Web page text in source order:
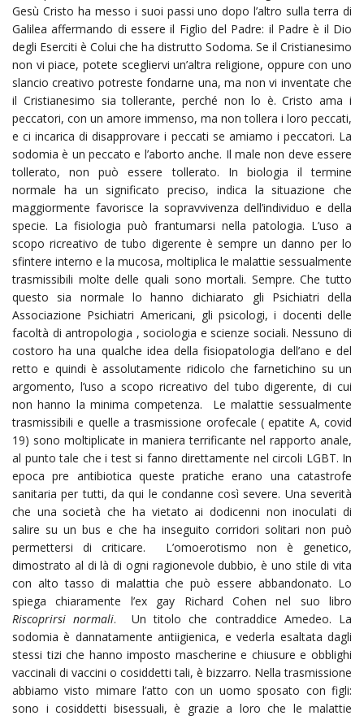
Gesù Cristo ha messo i suoi passi uno dopo l’altro sulla terra di
Galilea affermando di essere il Figlio del Padre: il Padre è il Dio
degli Eserciti è Colui che ha distrutto Sodoma. Se il Cristianesimo
non vi piace, potete scegliervi un’altra religione, oppure con uno
slancio creativo potreste fondarne una, ma non vi inventate che
il Cristianesimo sia tollerante, perché non lo è. Cristo ama i
peccatori, con un amore immenso, ma non tollera i loro peccati,
e ci incarica di disapprovare i peccati se amiamo i peccatori. La
sodomia è un peccato e l’aborto anche. Il male non deve essere
tollerato, non può essere tollerato. In biologia il termine
normale ha un significato preciso, indica la situazione che
maggiormente favorisce la sopravvivenza dell’individuo e della
specie. La fisiologia può frantumarsi nella patologia. L’uso a
scopo ricreativo de tubo digerente è sempre un danno per lo
sfintere interno e la mucosa, moltiplica le malattie sessualmente
trasmissibili molte delle quali sono mortali. Sempre. Che tutto
questo sia normale lo hanno dichiarato gli Psichiatri della
Associazione Psichiatri Americani, gli psicologi, i docenti delle
facoltà di antropologia , sociologia e scienze sociali. Nessuno di
costoro ha una qualche idea della fisiopatologia dell’ano e del
retto e quindi è assolutamente ridicolo che farnetichino su un
argomento, l’uso a scopo ricreativo del tubo digerente, di cui
non hanno la minima competenza. Le malattie sessualmente
trasmissibili e quelle a trasmissione orofecale ( epatite A, covid
19) sono moltiplicate in maniera terrificante nel rapporto anale,
al punto tale che i test si fanno direttamente nel circoli LGBT. In
epoca pre antibiotica queste pratiche erano una catastrofe
sanitaria per tutti, da qui le condanne così severe. Una severità
che una società che ha vietato ai dodicenni non inoculati di
salire su un bus e che ha inseguito corridori solitari non può
permettersi di criticare. L’omoerotismo non è genetico,
dimostrato al di là di ogni ragionevole dubbio, è uno stile di vita
con alto tasso di malattia che può essere abbandonato. Lo
spiega chiaramente l’ex gay Richard Cohen nel suo libro
Riscoprirsi normali. Un titolo che contraddice Amedeo. La
sodomia è dannatamente antiigienica, e vederla esaltata dagli
stessi tizi che hanno imposto mascherine e chiusure e obblighi
vaccinali di vaccini o cosiddetti tali, è bizzarro. Nella trasmissione
abbiamo visto mimare l’atto con un uomo sposato con figli:
sono i cosiddetti bisessuali, è grazie a loro che le malattie